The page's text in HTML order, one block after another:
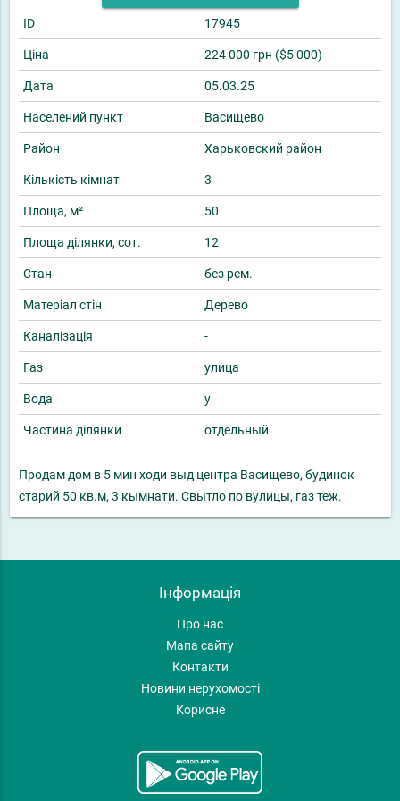
ID 17945
Ціна 224 000 грн ($5 000)
Дата 05.03.25
Населений пункт Васищево
Район Харьковский район
Кількість кімнат 3
Площа, м² 50
Площа ділянки, сот. 12
Стан без рем.
Матеріал стін Дерево
Каналізація -
Газ улица
Вода у
Частина ділянки отдельный
Продам дом в 5 мин ходи выд центра Васищево, будинок
старий 50 кв.м, 3 кымнати. Свытло по вулицы, газ теж.
Інформація
Про нас
Мапа сайту
Контакти
Новини нерухомості
Корисне